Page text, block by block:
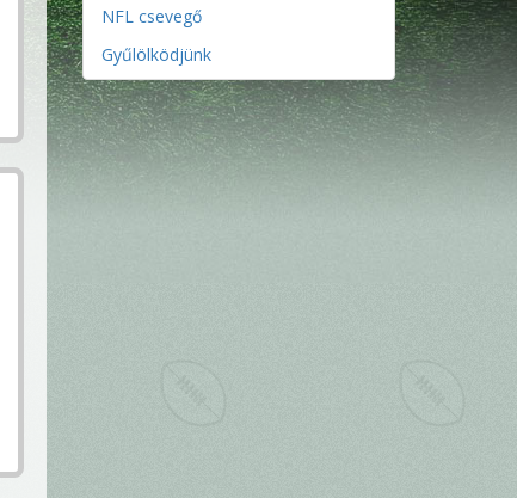
NFL csevegő
Gyűlölködjünk